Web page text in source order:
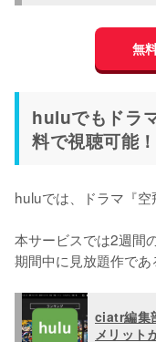
無
huluでもドラ
料で視聴可能！
huluでは、ドラマ『空
本サービスでは2週間
期間中に見放題作であ
ciatr編集
メリット